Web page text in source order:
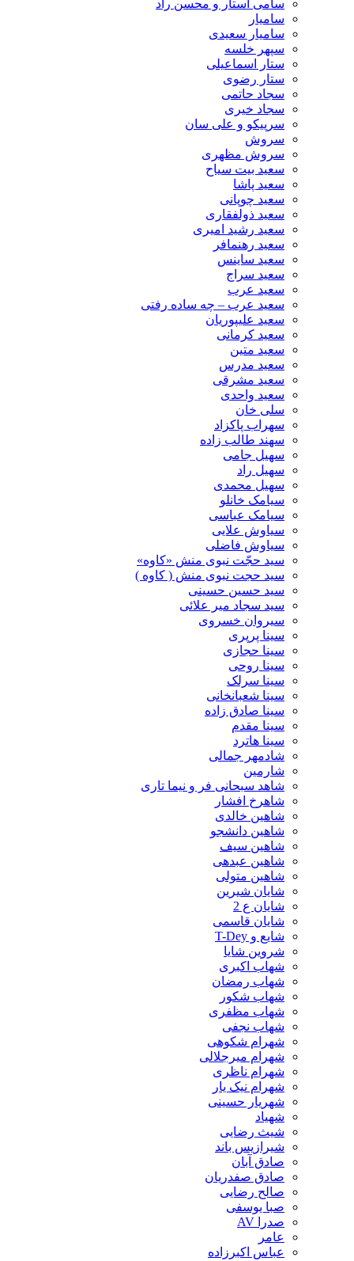
سامی استار و محسن راد
سامیار
سامیار سعیدی
سپهر خلسه
ستار اسماعیلی
ستار رضوی
سجاد حاتمی
سجاد خیری
سرپیکو و علی سان
سروش
سروش مظهری
سعید بیت سیاح
سعید پاشا
سعید چوپانی
سعید ذولفقاری
سعید رشید امیری
سعید رهنمافر
سعید ساینس
سعید سراج
سعید عرب
سعید عرب – چه ساده رفتی
سعید علیپوریان
سعید کرمانی
سعید متین
سعید مدرس
سعید مشرقی
سعید واحدی
سلی خان
سهراب پاکزاد
سهند طالب زاده
سهیل جامی
سهیل راد
سهیل محمدی
سیامک خانلو
سیامک عباسی
سیاوش علایی
سیاوش فاضلی
سید حجّت نبوی منش «کاوه»
سید حجت نبوی منش ( کاوه )
سید حسین حسینى
سید سجاد میر علائی
سیروان خسروی
سینا پرپری
سینا حجازی
سینا روحی
سینا سرلک
سینا شعبانخانی
سینا صادق زاده
سینا مقدم
سینا هاترد
شادمهر جمالی
شارمین
شاهد سبحانی فر و نیما تاری
شاهرخ افشار
شاهین خالدی
شاهین دانشجو
شاهین سیف
شاهین عبدهی
شاهین متولی
شایان شیرین
شایان ع 2
شایان قاسمی
شایع و T-Dey
شروین شایا
شهاب اکبری
شهاب رمضان
شهاب شکور
شهاب مظفری
شهاب نجفی
شهرام شکوهی
شهرام میرجلالی
شهرام ناظری
شهرام نیک یار
شهریار حسینی
شهیاد
شیث رضایی
شیرازیس باند
صادق آبان
صادق صفدریان
صالح رضایی
صبا یوسفی
صدرا AV
عامر
عباس اکبرزاده